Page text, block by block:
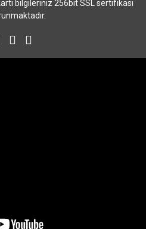
bilgileriniz 256bit SSL sertifikası